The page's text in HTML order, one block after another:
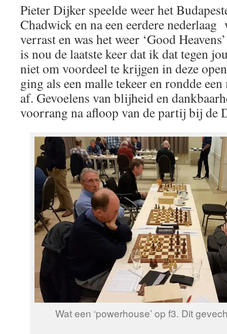
Pieter Dijker speelde weer het
Chadwick en na een eerdere
verrast en was het weer ‘Good
is nou de laatste keer dat ik dat tegen
niet om voordeel te krijgen in deze
ging als een malle tekeer en rondde
af. Gevoelens van blijheid en
voorrang na afloop van de partij bij de
Wat een ‘powerhouse’ op f3. Dit